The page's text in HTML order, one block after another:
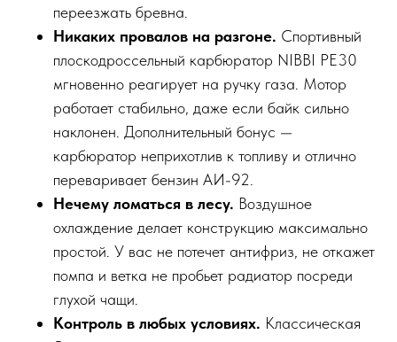
переезжать бревна.
Никаких провалов на разгоне. Спортивный
плоскодроссельный карбюратор NIBBI PE30
мгновенно реагирует на ручку газа. Мотор
работает стабильно, даже если байк сильно
наклонен. Дополнительный бонус —
карбюратор неприхотлив к топливу и отлично
переваривает бензин АИ-92.
Нечему ломаться в лесу. Воздушное
охлаждение делает конструкцию максимально
простой. У вас не потечет антифриз, не откажет
помпа и ветка не пробьет радиатор посреди
глухой чащи.
Контроль в любых условиях. Классическая